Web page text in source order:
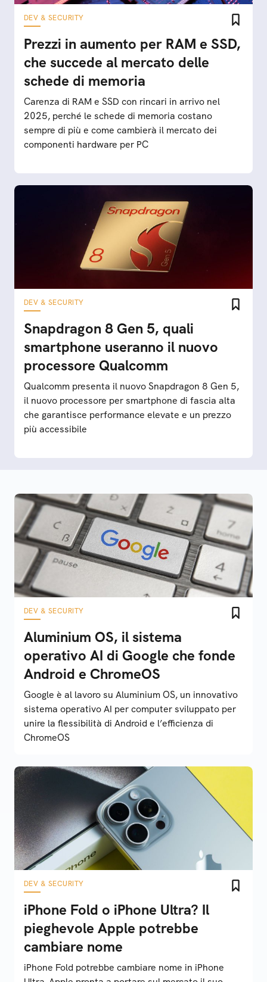
DEV & SECURITY
Prezzi in aumento per RAM e SSD,
che succede al mercato delle
schede di memoria
Carenza di RAM e SSD con rincari in arrivo nel
2025, perché le schede di memoria costano
sempre di più e come cambierà il mercato dei
componenti hardware per PC
DEV & SECURITY
Snapdragon 8 Gen 5, quali
smartphone useranno il nuovo
processore Qualcomm
Qualcomm presenta il nuovo Snapdragon 8 Gen 5,
il nuovo processore per smartphone di fascia alta
che garantisce performance elevate e un prezzo
più accessibile
DEV & SECURITY
Aluminium OS, il sistema
operativo AI di Google che fonde
Android e ChromeOS
Google è al lavoro su Aluminium OS, un innovativo
sistema operativo AI per computer sviluppato per
unire la flessibilità di Android e l’efficienza di
ChromeOS
DEV & SECURITY
iPhone Fold o iPhone Ultra? Il
pieghevole Apple potrebbe
cambiare nome
iPhone Fold potrebbe cambiare nome in iPhone